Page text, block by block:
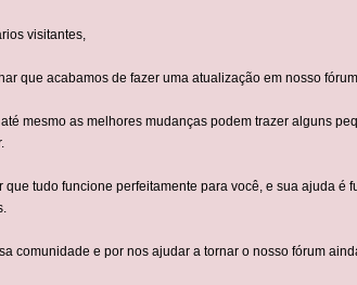
visitantes,
que acabamos de fazer uma atualização em nosso
mesmo as melhores mudanças podem trazer alguns
tudo funcione perfeitamente para você, e sua ajuda
comunidade e por nos ajudar a tornar o nosso fórum